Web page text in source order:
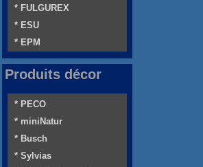
* FULGUREX
* ESU
* EPM
Produits décor
* PECO
* miniNatur
* Busch
* Sylvias